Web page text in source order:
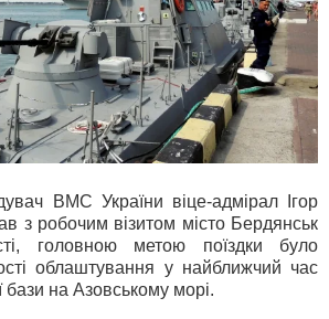
ВМС України віце-адмірал Ігор
з робочим візитом місто Бердянськ
головною метою поїздки було
облаштування у найближчий час
бази на Азовському морі.